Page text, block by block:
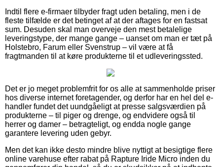
Indtil flere e-firmaer tilbyder fragt uden betaling, men i de
fleste tilfælde er det betinget af at der aftages for en fastsat
sum. Desuden skal man overveje den mest betalelige
leveringstype, der mange gange – uanset om man er tæt på
Holstebro, Farum eller Svenstrup – vil være at få
fragtmanden til at køre produkterne til et udleveringssted.
Det er jo meget problemfrit for os alle at sammenholde priser
hos diverse internet foretagender, og derfor har en hel del e-
handler fundet det uundgåeligt at presse salgsværdien på
produkterne – til piger og drenge, og endvidere også til
herrer og damer – betragteligt, og endda nogle gange
garantere levering uden gebyr.
Men det kan ikke desto mindre blive nyttigt at besigtige flere
online varehuse efter rabat på Rapture Iride Micro inden du